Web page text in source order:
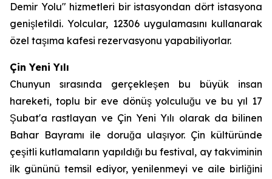
Demir Yolu" hizmetleri bir istasyondan dört istasyona
genişletildi. Yolcular, 12306 uygulamasını kullanarak
özel taşıma kafesi rezervasyonu yapabiliyorlar.
Çin Yeni Yılı
Chunyun sırasında gerçekleşen bu büyük insan
hareketi, toplu bir eve dönüş yolculuğu ve bu yıl 17
Şubat'a rastlayan ve Çin Yeni Yılı olarak da bilinen
Bahar Bayramı ile doruğa ulaşıyor. Çin kültüründe
çeşitli kutlamaların yapıldığı bu festival, ay takviminin
ilk gününü temsil ediyor, yenilenmeyi ve aile birliğini